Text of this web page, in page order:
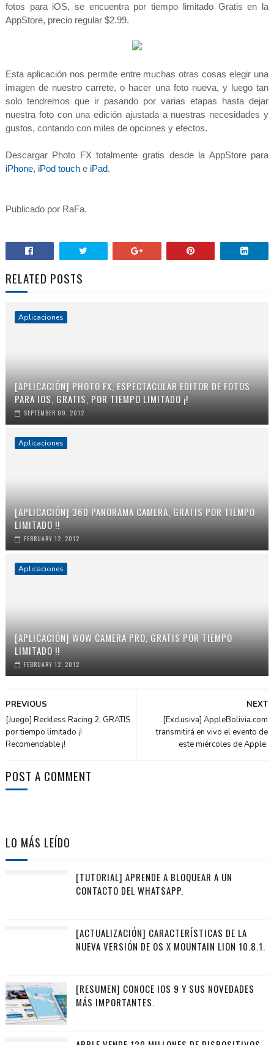
fotos para iOS, se encuentra por tiempo limitado Gratis en la
AppStore, precio regular $2.99.
Esta aplicación nos permite entre muchas otras cosas elegir una
imagen de nuestro carrete, o hacer una foto nueva, y luego tan
solo tendremos que ir pasando por varias etapas hasta dejar
nuestra foto con una edición ajustada a nuestras necesidades y
gustos, contando con miles de opciones y efectos.
Descargar Photo FX totalmente gratis desde la AppStore para
iPhone, iPod touche iPad.
Publicado por RaFa.
RELATED POSTS
Aplicaciones
[APLICACIÓN] PHOTO FX, ESPECTACULAR EDITOR DE FOTOS
PARA IOS, GRATIS, POR TIEMPO LIMITADO ¡!
SEPTEMBER 09, 2012
Aplicaciones
[APLICACIÓN] 360 PANORAMA CAMERA, GRATIS POR TIEMPO
LIMITADO !!
FEBRUARY 12, 2012
Aplicaciones
[APLICACIÓN] WOW CAMERA PRO, GRATIS POR TIEMPO
LIMITADO !!
FEBRUARY 12, 2012
NEXT
[Exclusiva] AppleBolivia.com
transmitirá en vivo el evento de
este miércoles de Apple.
PREVIOUS
[Juego] Reckless Racing 2, GRATIS
por tiempo limitado ¡!
Recomendable ¡!
POST A COMMENT
LO MÁS LEÍDO
[TUTORIAL] APRENDE A BLOQUEAR A UN
CONTACTO DEL WHATSAPP.
[ACTUALIZACIÓN] CARACTERÍSTICAS DE LA
NUEVA VERSIÓN DE OS X MOUNTAIN LION 10.8.1.
[RESUMEN] CONOCE IOS 9 Y SUS NOVEDADES
MÁS IMPORTANTES.